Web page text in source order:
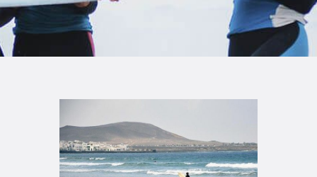
TIENDA FAMILY SURFERS
WEBCAM SALINAS
PEDIDOS